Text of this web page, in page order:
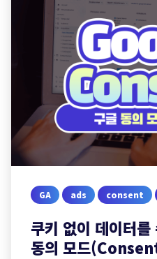
GA ads consent
쿠키 없이 데이터
동의 모드